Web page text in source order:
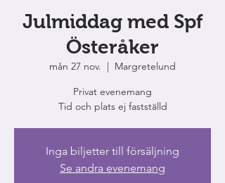
Julmiddag med Spf
Österåker
mån 27 nov.
  |
Margretelund
Privat evenemang
Tid och plats ej fastställd
Inga biljetter till försäljning
Se andra evenemang